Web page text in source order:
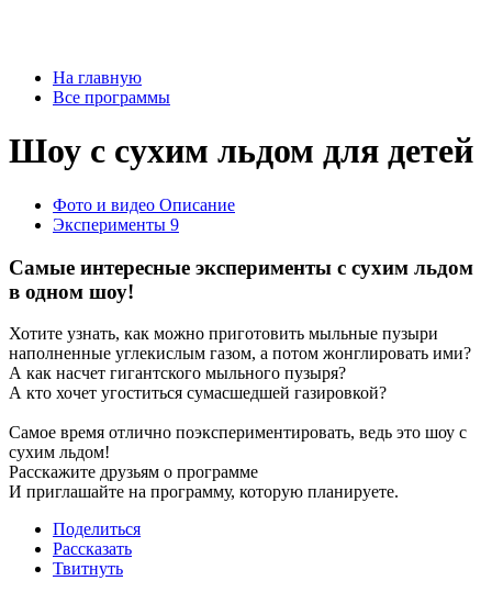
На главную
Все программы
Шоу с сухим льдом для детей
Фото и видео Описание
Эксперименты 9
Самые интересные эксперименты с сухим льдом
в одном шоу!
Хотите узнать, как можно приготовить мыльные пузыри
наполненные углекислым газом, а потом жонглировать ими?
А как насчет гигантского мыльного пузыря?
А кто хочет угоститься сумасшедшей газировкой?
Самое время отлично поэкспериментировать, ведь это шоу с
сухим льдом!
Расскажите друзьям о программе
И приглашайте на программу, которую планируете.
Поделиться
Рассказать
Твитнуть